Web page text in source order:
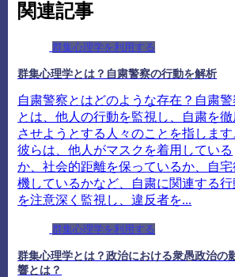
関連記事
群集心理学を利用する
群集心理学とは？自粛警察の行動を解析
自粛警察とはどのような存在？自粛警
とは、他人の行動を監視し、自粛を徹
させようとする人々のことを指します
彼らは、他人がマスクを着用している
か、社会的距離を保っているか、自宅
機しているかなど、自粛に関連する行
を注意深く監視し、違反者を...
群集心理学を利用する
群集心理学とは？政治における衆愚政治の
響とは？